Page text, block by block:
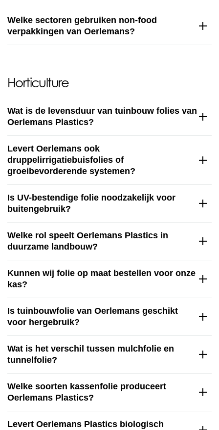
Welke sectoren gebruiken non-food
verpakkingen van Oerlemans?
Horticulture
Wat is de levensduur van tuinbouw folies van
Oerlemans Plastics?
Levert Oerlemans ook
druppelirrigatiebuisfolies of
groeibevorderende systemen?
Is UV-bestendige folie noodzakelijk voor
buitengebruik?
Welke rol speelt Oerlemans Plastics in
duurzame landbouw?
Kunnen wij folie op maat bestellen voor onze
kas?
Is tuinbouwfolie van Oerlemans geschikt
voor hergebruik?
Wat is het verschil tussen mulchfolie en
tunnelfolie?
Welke soorten kassenfolie produceert
Oerlemans Plastics?
Levert Oerlemans Plastics biologisch